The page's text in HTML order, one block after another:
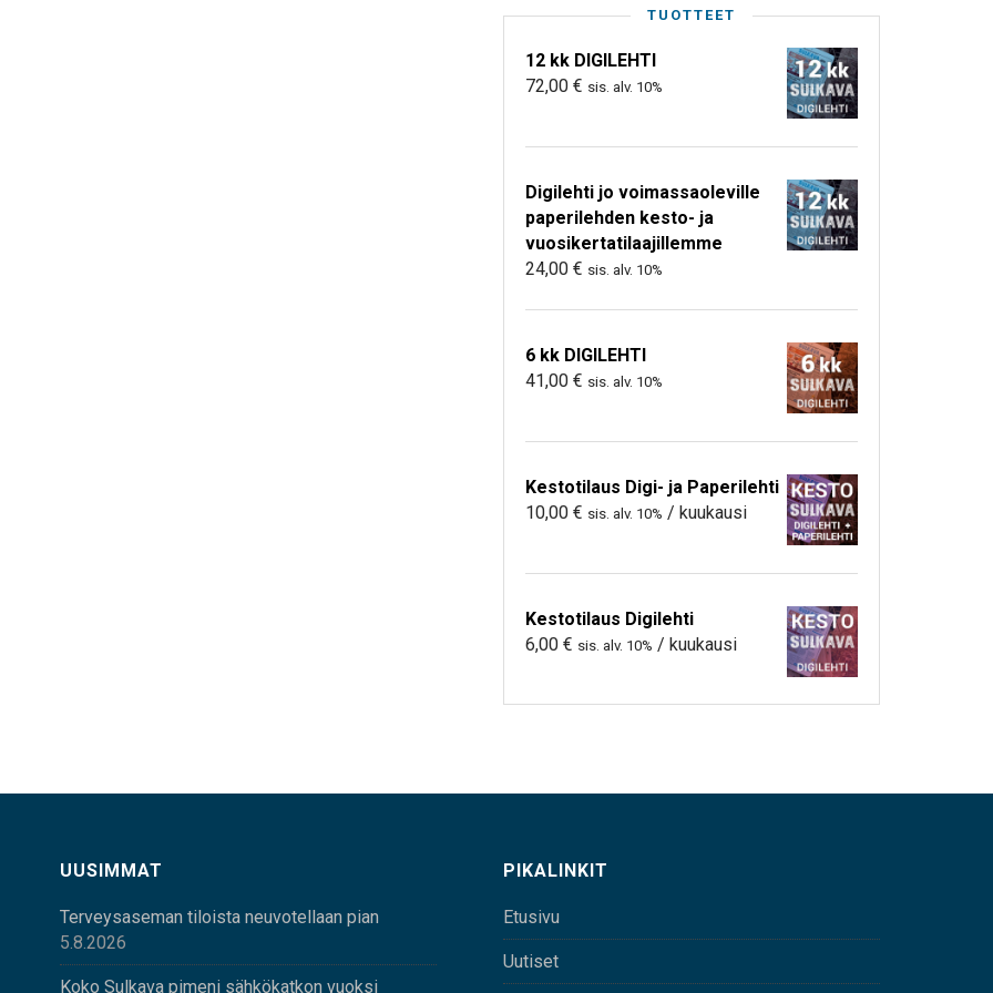
TUOTTEET
12 kk DIGILEHTI
72,00 € sis. alv. 10%
Digilehti jo voimassaoleville
paperilehden kesto- ja
vuosikertatilaajillemme
24,00 € sis. alv. 10%
6 kk DIGILEHTI
41,00 € sis. alv. 10%
Kestotilaus Digi- ja Paperilehti
10,00 € sis. alv. 10% / kuukausi
Kestotilaus Digilehti
6,00 € sis. alv. 10% / kuukausi
UUSIMMAT
Terveysaseman tiloista neuvotellaan pian
5.8.2026
Koko Sulkava pimeni sähkökatkon vuoksi
PIKALINKIT
Etusivu
Uutiset